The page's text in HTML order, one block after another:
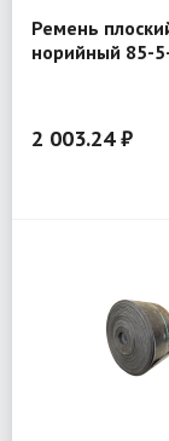
Ремень
норийный 85-
2 003.24 ₽